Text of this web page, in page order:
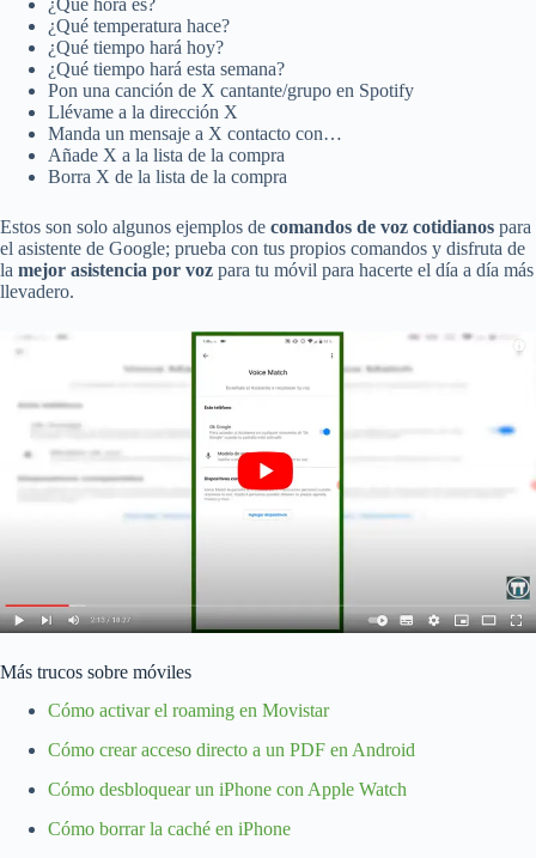
¿Qué temperatura hace?
¿Qué tiempo hará hoy?
¿Qué tiempo hará esta semana?
Pon una canción de X cantante/grupo en Spotify
Llévame a la dirección X
Manda un mensaje a X contacto con…
Añade X a la lista de la compra
Borra X de la lista de la compra
Estos son solo algunos ejemplos de comandos de voz cotidianos para
el asistente de Google; prueba con tus propios comandos y disfruta de
la mejor asistencia por voz para tu móvil para hacerte el día a día más
llevadero.
Más trucos sobre móviles
Cómo activar el roaming en Movistar
Cómo crear acceso directo a un PDF en Android
Cómo desbloquear un iPhone con Apple Watch
Cómo borrar la caché en iPhone